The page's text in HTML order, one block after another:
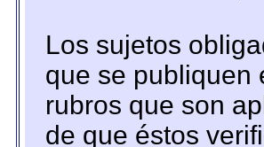
Los sujetos
que se publiquen
rubros que son
de que éstos